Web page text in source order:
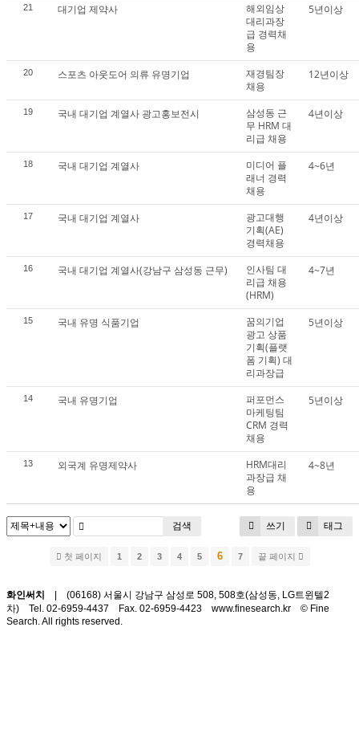
21 대기업 제약사
해외임상
대리과장
급 경력채
용
5년이상
20 스포츠 아웃도어 의류 유명기업
재경팀장
채용
12년이상
19 국내 대기업 계열사 광고홍보전시
삼성동 근
무 HRM 대
리급 채용
4년이상
18 국내 대기업 계열사
미디어 플
래너 경력
채용
4~6년
17 국내 대기업 계열사
광고대행
기획(AE)
경력채용
4년이상
16 국내 대기업 계열사(강남구 삼성동 근무)
인사팀 대
리급 채용
(HRM)
4~7년
15 국내 유명 식품기업
꿈의기업
광고 상품
기획(플랫
폼 기획) 대
리과장급
5년이상
14 국내 유명기업
퍼포먼스
마케팅팀
CRM 경력
채용
5년이상
13 외국계 유명제약사
HRM대리
과장급 채
용
4~8년
쓰기 태그
검색
첫 페이지 1 2 3 4 5 6 7 끝 페이지
화인써치 | (06168) 서울시 강남구 삼성로 508, 508호(삼성동, LG트윈텔2
차) Tel. 02-6959-4437 Fax. 02-6959-4423 www.finesearch.kr © Fine
Search. All rights reserved.